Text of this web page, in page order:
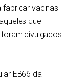
fabricar vacinas
que
divulgados.
EB66 da